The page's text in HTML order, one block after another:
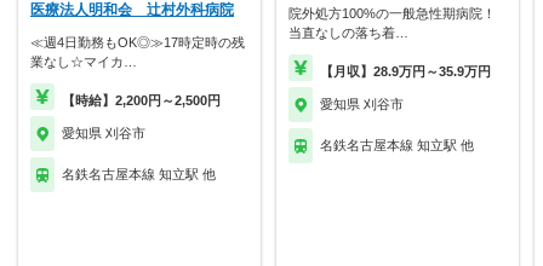
医療法人明和会 辻村外科病院
≪週4日勤務もOK◎≫17時定時の残
業なし☆マイカ…
【時給】2,200円～2,500円
愛知県 刈谷市
名鉄名古屋本線 知立駅 他
院外処方100%の一般急性期病院！
当直なしの落ち着…
【月収】28.9万円～35.9万円
愛知県 刈谷市
名鉄名古屋本線 知立駅 他